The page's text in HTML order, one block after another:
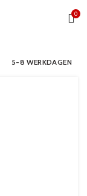
0
5-8 WERKDAGEN